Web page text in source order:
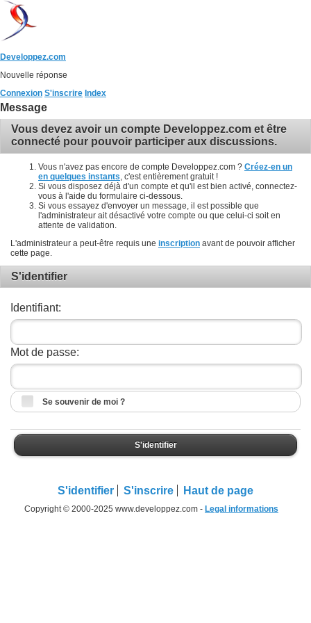
Developpez.com
Nouvelle réponse
Connexion S'inscrire Index
Message
Vous devez avoir un compte Developpez.com et être
connecté pour pouvoir participer aux discussions.
Vous n'avez pas encore de compte Developpez.com ? Créez-en un
en quelques instants , c'est entièrement gratuit !
Si vous disposez déjà d'un compte et qu'il est bien activé, connectez-
vous à l'aide du formulaire ci-dessous.
Si vous essayez d'envoyer un message, il est possible que
l'administrateur ait désactivé votre compte ou que celui-ci soit en
attente de validation.
L'administrateur a peut-être requis une inscription avant de pouvoir afficher
cette page.
S'identifier
Identifiant:
Mot de passe:
Se souvenir de moi ?
S'identifier
S'identifier S'inscrire Haut de page
Copyright © 2000-2025 www.developpez.com - Legal informations